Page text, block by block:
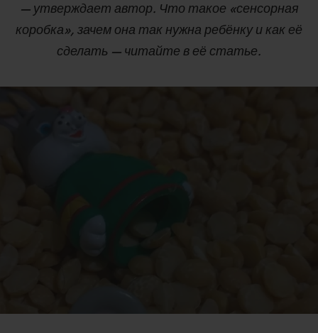
— утверждает автор. Что такое «сенсорная
коробка», зачем она так нужна ребёнку и как её
сделать — читайте в её статье.